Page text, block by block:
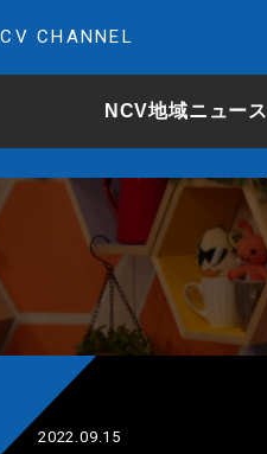
CHANNEL
NCV地域ニュース
2022.09.15